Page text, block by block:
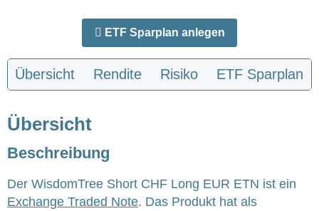
ETF Sparplan anlegen
Übersicht Rendite Risiko ETF Sparplan
Übersicht
Beschreibung
Der WisdomTree Short CHF Long EUR ETN ist ein
Exchange Traded Note. Das Produkt hat als